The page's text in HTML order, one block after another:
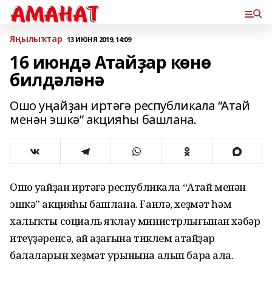
Яңылыҡтар 13 ИЮНЯ 2019, 14:09
16 июндә Атайҙар көнө
билдәләнә
Ошо уңайҙан иртәгә республикала “Атай
менән эшкә” акцияһы башлана.
Ошо уңайҙан иртәгә республикала “Атай менән
эшкә” акцияһы башлана. Ғаилә, хеҙмәт һәм
халыҡты социаль яҡлау министрлығынан хәбәр
итеүҙәренсә, ай аҙағына тиклем атайҙар
балаларын хеҙмәт урынына алып бара ала.